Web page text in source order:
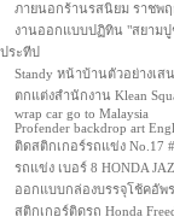
ภายนอกร้านรสนิยม ราชพ
งานออกแบบปฏิทิน "สยาม
ประทีป
Standy หน้าบ้านตัวอย่างเส
ตกแต่งสำนักงาน Klean
wrap car go to Malaysia
Profender backdrop art
ติดสติกเกอร์รถแข่ง No.17
รถแข่ง เบอร์ 8 HONDA
ออกแบบกล่องบรรจุโช้คอัพ
สติกเกอร์ติดรถ Honda